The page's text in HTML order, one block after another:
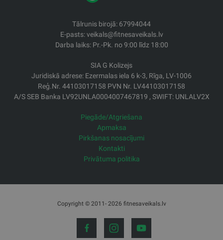
Tālrunis birojā: 67994044
E-pasts: veikals@fitnesaveikals.lv
Darba laiks: Pr.-Pk. no 9:00 līdz 18:00
SIA G Kolizejs
Juridiskā adrese: Ezermalas iela 6 k-3, Rīga, LV-1006
Reģ.Nr. 44103017158 PVN Nr. LV44103017158
A/S SEB Banka LV92UNLA0004007467819 , SWIFT: UNLALV2X
Piegāde/Atgriešana
Apmaksa
Pirkšanas nosacījumi
Kontakti
Privātuma politika
Copyright © 2011- 2026 fitnesaveikals.lv